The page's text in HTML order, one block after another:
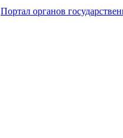
Портал органов